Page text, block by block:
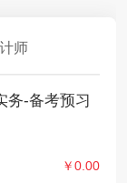
师
务-备考预习
￥0.00